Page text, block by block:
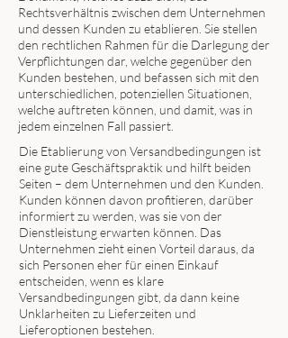
Rechtsverhältnis zwischen dem Unternehmen
und dessen Kunden zu etablieren. Sie stellen
den rechtlichen Rahmen für die Darlegung der
Verpflichtungen dar, welche gegenüber den
Kunden bestehen, und befassen sich mit den
unterschiedlichen, potenziellen Situationen,
welche auftreten können, und damit, was in
jedem einzelnen Fall passiert.
Die Etablierung von Versandbedingungen ist
eine gute Geschäftspraktik und hilft beiden
Seiten – dem Unternehmen und den Kunden.
Kunden können davon profitieren, darüber
informiert zu werden, was sie von der
Dienstleistung erwarten können. Das
Unternehmen zieht einen Vorteil daraus, da
sich Personen eher für einen Einkauf
entscheiden, wenn es klare
Versandbedingungen gibt, da dann keine
Unklarheiten zu Lieferzeiten und
Lieferoptionen bestehen.